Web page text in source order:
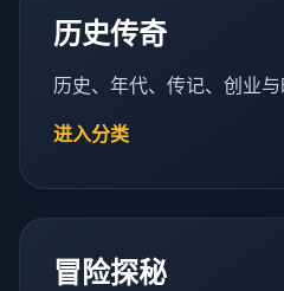
历史传奇
历史、年代、传记、创业与
进入分类
冒险探秘